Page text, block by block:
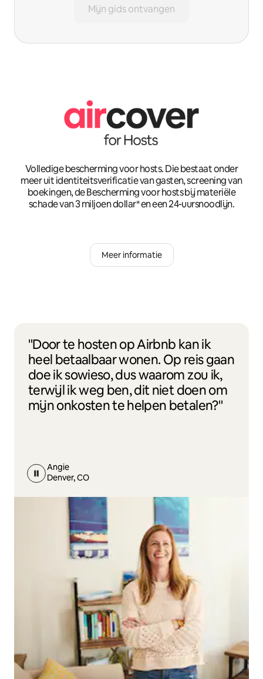
Mijn gids ontvangen
Volledige bescherming voor hosts. Die bestaat onder
meer uit identiteitsverificatie van gasten, screening van
boekingen, de Bescherming voor hosts bij materiële
schade van 3 miljoen dollar* en een 24-uursnoodlijn.
Meer informatie
"Door te hosten op Airbnb kan ik
heel betaalbaar wonen. Op reis gaan
doe ik sowieso, dus waarom zou ik,
terwijl ik weg ben, dit niet doen om
mijn onkosten te helpen betalen?"
Angie
Denver, CO